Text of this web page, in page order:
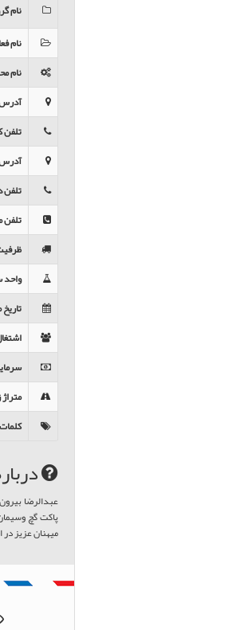
نام
نام
نام
آدرس
تلفن
تلفن
تلفن
عبدالرضا
پاکت گچ
میهنان عزیز
بانک